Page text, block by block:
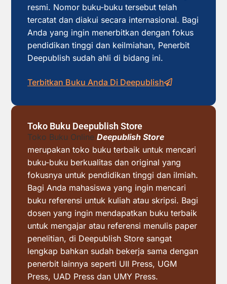
resmi. Nomor buku-buku tersebut telah
tercatat dan diakui secara internasional. Bagi
Anda yang ingin menerbitkan dengan fokus
pendidikan tinggi dan keilmiahan, Penerbit
Deepublish sudah ahli di bidang ini.
Terbitkan Buku Anda Di Deepublish
Toko Buku Deepublish Store
Toko Buku Online Deepublish Store
merupakan toko buku terbaik untuk mencari
buku-buku berkualitas dan original yang
fokusnya untuk pendidikan tinggi dan ilmiah.
Bagi Anda mahasiswa yang ingin mencari
buku referensi untuk kuliah atau skripsi. Bagi
dosen yang ingin mendapatkan buku terbaik
untuk mengajar atau referensi menulis paper
penelitian, di Deepublish Store sangat
lengkap bahkan sudah bekerja sama dengan
penerbit lainnya seperti UII Press, UGM
Press, UAD Press dan UMY Press.